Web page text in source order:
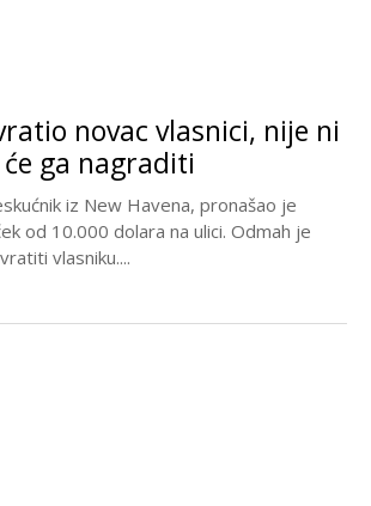
novac vlasnici, nije ni
ga nagraditi
iz New Havena, pronašao je
od 10.000 dolara na ulici. Odmah je
vlasniku....